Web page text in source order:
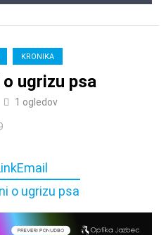
KRONIKA
ugrizu psa
1 ogledov
Email